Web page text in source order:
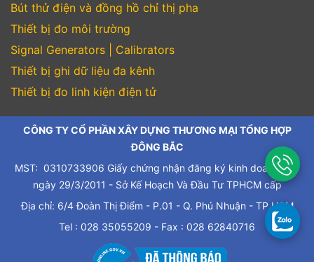
Bút thử điện và đồng hồ chỉ thị pha
Thiết bị đo môi trường
Signal Generators | Calibrators
Thiết bị ghi dữ liệu đa kênh
Thiết bị đo linh kiện điện tử
CÔNG TY CỔ PHẦN XÂY DỰNG THƯƠNG MẠI TỔNG HỢP
ĐÔNG BẮC
MST: 0310733906 Giấy chứng nhận đăng ký kinh doanh cấp
ngày 29/3/2011 - Sở Kế Hoạch Và Đầu Tư TPHCM cấp
Địa chỉ: 6/4 Đoàn Thị Điểm - P.01 - Q. Phú Nhuận - TP.HCM
Tel : 028 35055209 - Fax : 028 62840716